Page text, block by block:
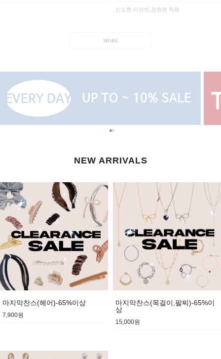
신도현,이선빈,장원영 착용
MORE
NEW ARRIVALS
마지막찬스(헤어)-65%이상
7,900원
마지막찬스(목걸이,팔찌)-65%이
상
15,000원